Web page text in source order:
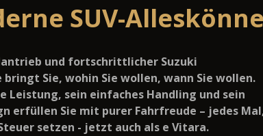
SUV-
und fortschrittlicher Suzuki
Sie, wohin Sie wollen, wann Sie wollen.
Leistung, sein einfaches Handling und sein
erfüllen Sie mit purer Fahrfreude – jedes
setzen - jetzt auch als e Vitara.